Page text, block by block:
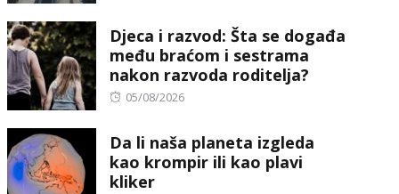
Djeca i razvod: Šta se događa
među braćom i sestrama
nakon razvoda roditelja?
Posted
05/08/2026
Da li naša planeta izgleda
kao krompir ili kao plavi
kliker